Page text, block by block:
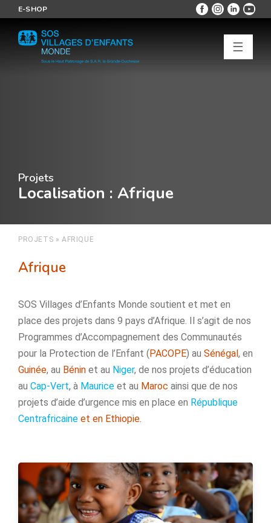
E-SHOP
☰
Projets
Localisation : Afrique
PROJETS »AFRIQUE
Afrique
SOS Villages d’Enfants Monde soutient et met en
place des projets dans 9 pays d’Afrique. Il s’agit de nos
Programmes d’Accompagnement des Communautés
pour la Protection de l’Enfant (PACOPE) au Sénégal, en
Guinée, au Bénin et au Niger, de nos projets d’éducation
au Cap-Vert, à Maurice et au Maroc ainsi que de nos
projets d’aide d’urgence mis en place en République
Centrafricaine et en Ethiopie.